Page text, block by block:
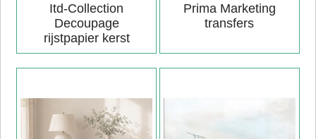
Itd-Collection
Decoupage
rijstpapier kerst
Prima Marketing
transfers